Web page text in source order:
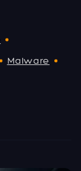
Malware